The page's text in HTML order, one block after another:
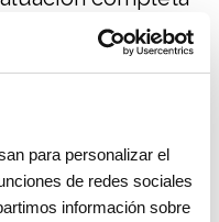
para personalizar el
de redes sociales
información sobre
tener esta
para el
para corregir el